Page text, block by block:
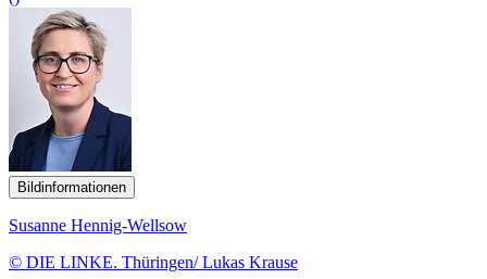
Bildinformationen
Susanne Hennig-Wellsow
© DIE LINKE. Thüringen/ Lukas Krause